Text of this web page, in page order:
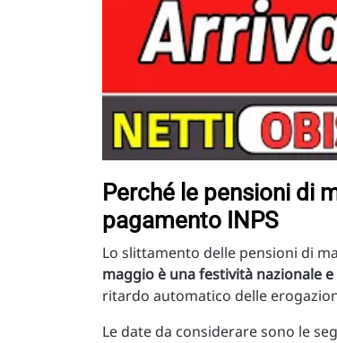
Perché le pensioni di
pagamento INPS
Lo slittamento delle pensioni di
maggio è una festività nazionale
ritardo automatico delle
Le date da considerare sono le